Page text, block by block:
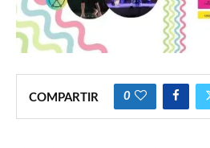
COMPARTIR 0